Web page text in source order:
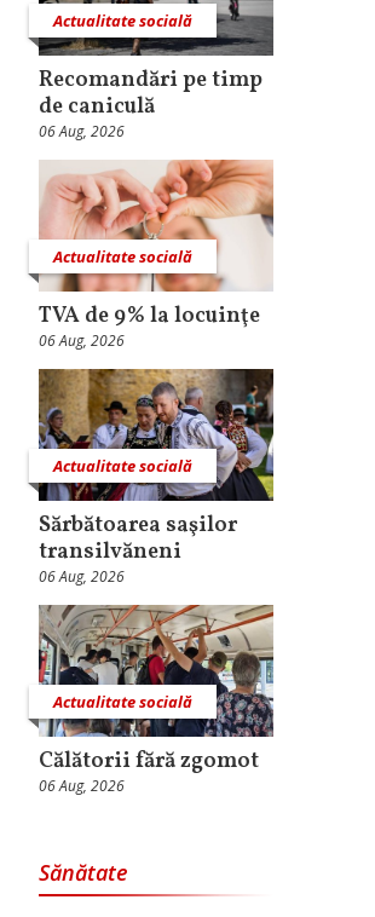
Actualitate socială
Recomandări pe timp
de caniculă
06 Aug, 2026
Actualitate socială
TVA de 9% la locuinţe
06 Aug, 2026
Actualitate socială
Sărbătoarea saşilor
transilvăneni
06 Aug, 2026
Actualitate socială
Călătorii fără zgomot
06 Aug, 2026
Sănătate